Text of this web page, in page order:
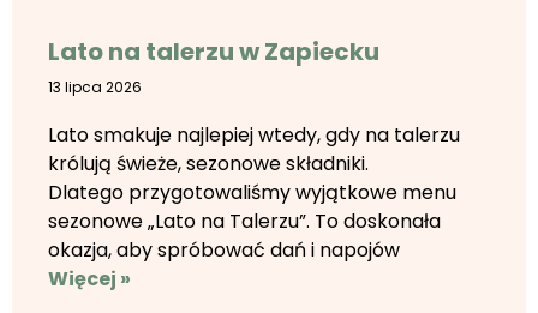
Lato na talerzu w Zapiecku
13 lipca 2026
Lato smakuje najlepiej wtedy, gdy na talerzu
królują świeże, sezonowe składniki.
Dlatego przygotowaliśmy wyjątkowe menu
sezonowe „Lato na Talerzu”. To doskonała
okazja, aby spróbować dań i napojów
Więcej »